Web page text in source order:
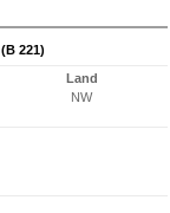
221)
Land
NW